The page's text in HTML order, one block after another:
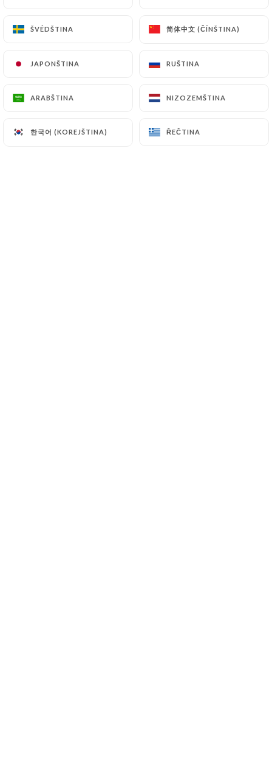
ŠVÉDŠTINA 简体中文 (ČÍNŠTINA)
JAPONŠTINA RUŠTINA
ARABŠTINA NIZOZEMŠTINA
한국어 (KOREJŠTINA) ŘEČTINA
ŠVÉDŠTINA 简体中文 (ČÍNŠTINA)
JAPONŠTINA RUŠTINA
ARABŠTINA NIZOZEMŠTINA
한국어 (KOREJŠTINA) ŘEČTINA